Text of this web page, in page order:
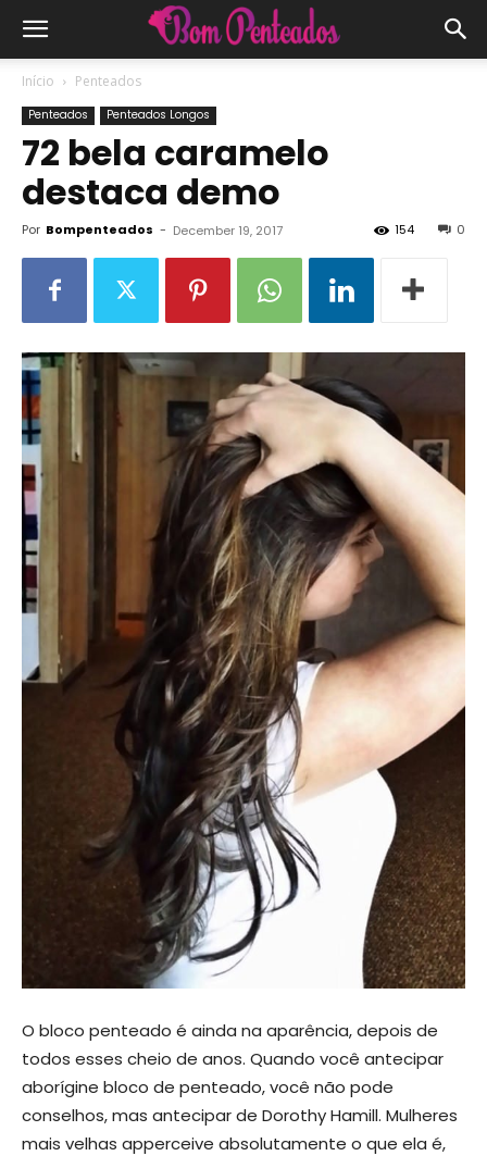
Início Penteados
Penteados Penteados Longos
72 bela caramelo
destaca demo
Por Bompenteados - December 19, 2017 0
154
O bloco penteado é ainda na aparência, depois de
todos esses cheio de anos. Quando você antecipar
aborígine bloco de penteado, você não pode
conselhos, mas antecipar de Dorothy Hamill. Mulheres
mais velhas apperceive absolutamente o que ela é,